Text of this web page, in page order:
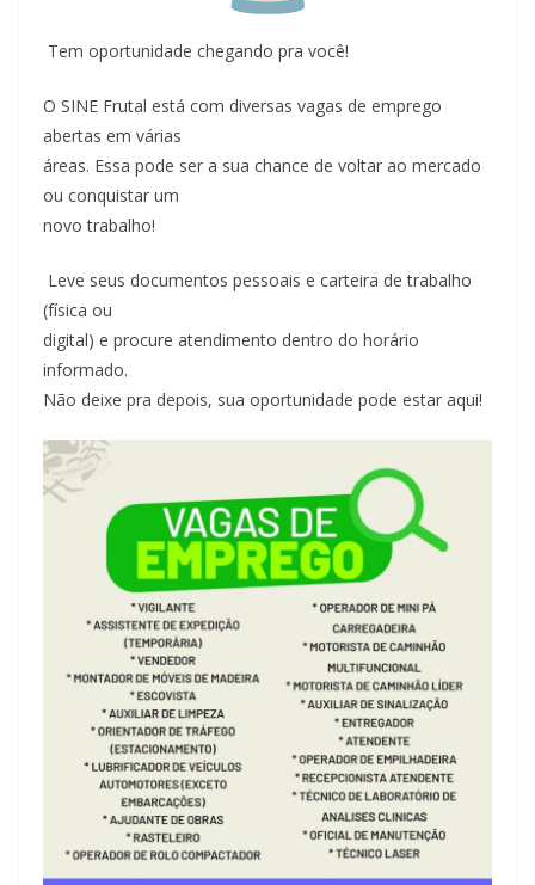
Tem oportunidade chegando pra você!
O SINE Frutal está com diversas vagas de emprego
abertas em várias
áreas. Essa pode ser a sua chance de voltar ao mercado
ou conquistar um
novo trabalho!
Leve seus documentos pessoais e carteira de trabalho
(física ou
digital) e procure atendimento dentro do horário
informado.
Não deixe pra depois, sua oportunidade pode estar aqui!